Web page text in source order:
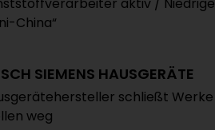
China“
SIEMENS HAUSGERÄTE
schließt
weg